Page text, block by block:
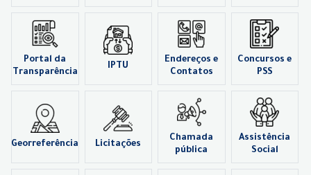
Portal da
Transparência
IPTU
Endereços e
Contatos
Concursos e
PSS
Georreferência Licitações
Chamada
pública
Assistência
Social